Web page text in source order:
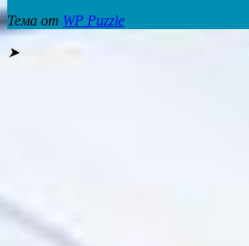
Тема от WP Puzzle
➤